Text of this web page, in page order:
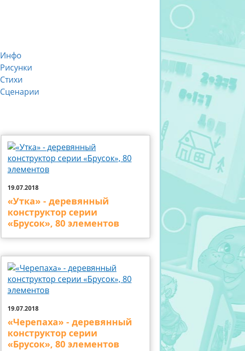
Инфо
Рисунки
Стихи
Сценарии
19.07.2018
«Утка» - деревянный
конструктор серии
«Брусок», 80 элементов
19.07.2018
«Черепаха» - деревянный
конструктор серии
«Брусок», 80 элементов